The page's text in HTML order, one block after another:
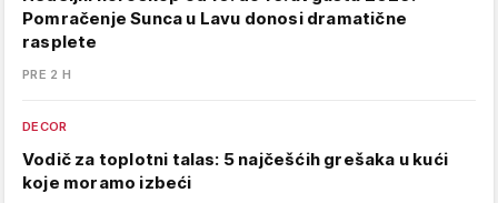
Pomračenje Sunca u Lavu donosi dramatične
rasplete
PRE 2 H
DECOR
Vodič za toplotni talas: 5 najčešćih grešaka u kući
koje moramo izbeći